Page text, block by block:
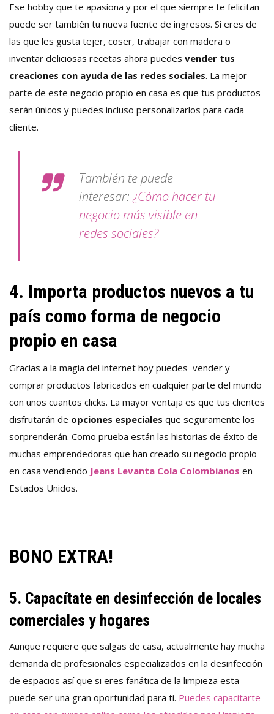
Ese hobby que te apasiona y por el que siempre te felicitan
puede ser también tu nueva fuente de ingresos. Si eres de
las que les gusta tejer, coser, trabajar con madera o
inventar deliciosas recetas ahora puedes vender tus
creaciones con ayuda de las redes sociales. La mejor
parte de este negocio propio en casa es que tus productos
serán únicos y puedes incluso personalizarlos para cada
cliente.
También te puede
interesar: ¿Cómo hacer tu
negocio más visible en
redes sociales?
4. Importa productos nuevos a tu
país como forma de negocio
propio en casa
Gracias a la magia del internet hoy puedes vender y
comprar productos fabricados en cualquier parte del mundo
con unos cuantos clicks. La mayor ventaja es que tus clientes
disfrutarán de opciones especiales que seguramente los
sorprenderán. Como prueba están las historias de éxito de
muchas emprendedoras que han creado su negocio propio
en casa vendiendo Jeans Levanta Cola Colombianos en
Estados Unidos.
BONO EXTRA!
5. Capacítate en desinfección de locales
comerciales y hogares
Aunque requiere que salgas de casa, actualmente hay mucha
demanda de profesionales especializados en la desinfección
de espacios así que si eres fanática de la limpieza esta
puede ser una gran oportunidad para ti. Puedes capacitarte